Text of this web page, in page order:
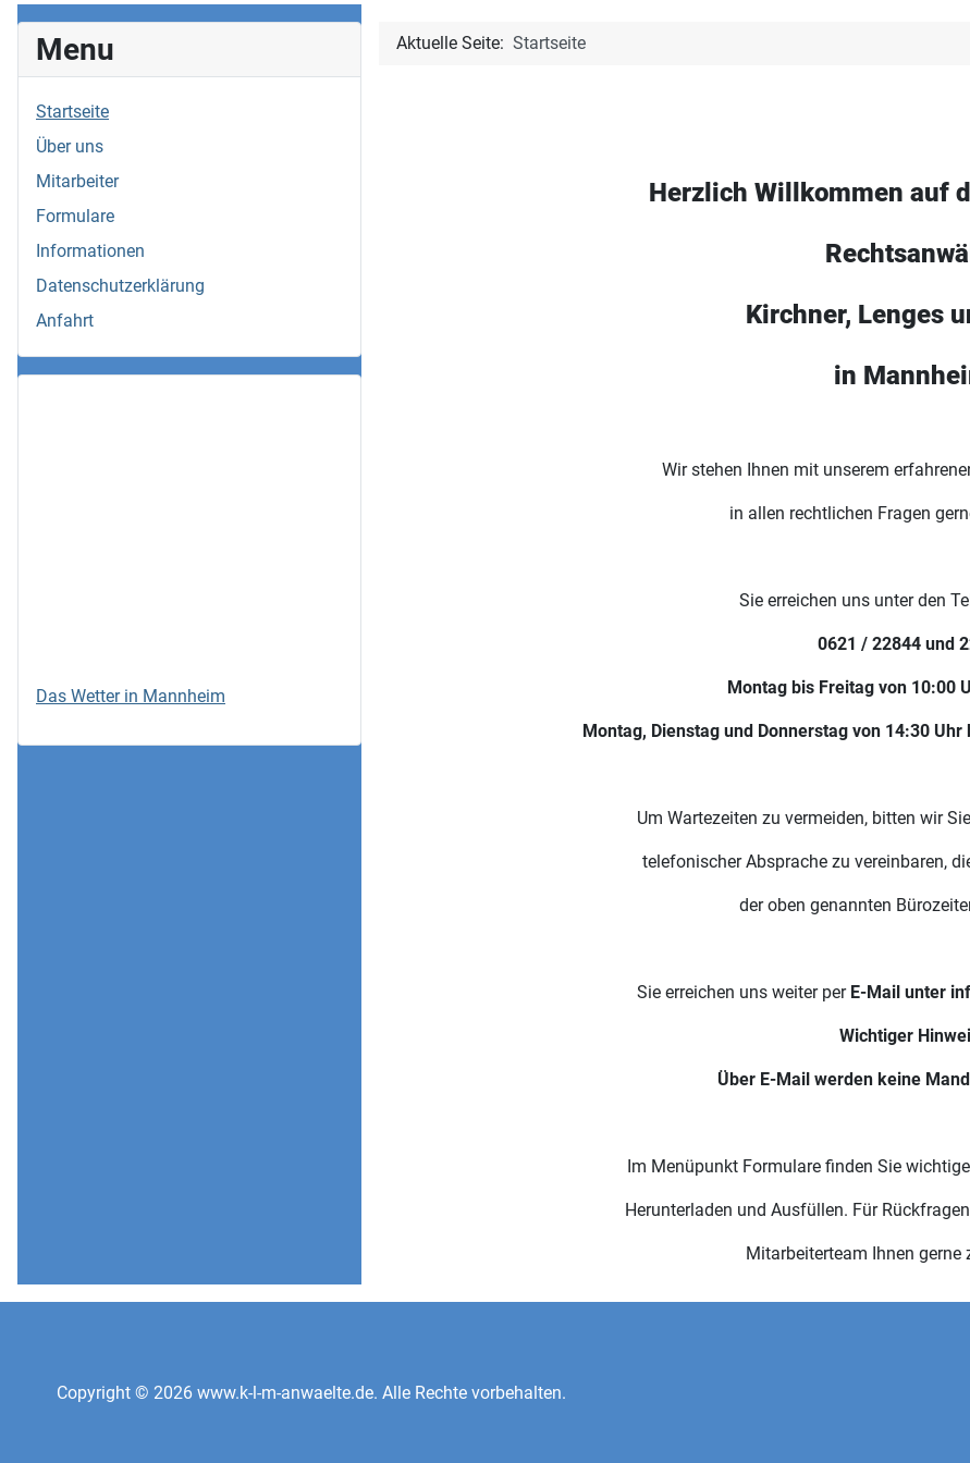
Menu
Startseite
Über uns
Mitarbeiter
Formulare
Informationen
Datenschutzerklärung
Anfahrt
Das Wetter in Mannheim
Aktuelle Seite: Startseite
Herzlich Willkommen auf
Kirchner, Lenges
in
Wir stehen Ihnen mit unserem
in allen rechtlichen Fragen
Sie erreichen uns unter den
0621 / 22844 und
Montag bis Freitag von 10:00
Montag, Dienstag und Donnerstag von 14:30
Um Wartezeiten zu vermeiden, bitten wir
telefonischer Absprache zu vereinbaren,
der oben genannten
Sie erreichen uns weiter perE-Mail unter
Wichtiger
Über E-Mail werden keine
Im Menüpunkt Formulare finden Sie
Herunterladen und Ausfüllen. Für
Mitarbeiterteam Ihnen gerne
Copyright © 2026 www.k-l-m-anwaelte.de. Alle Rechte vorbehalten.